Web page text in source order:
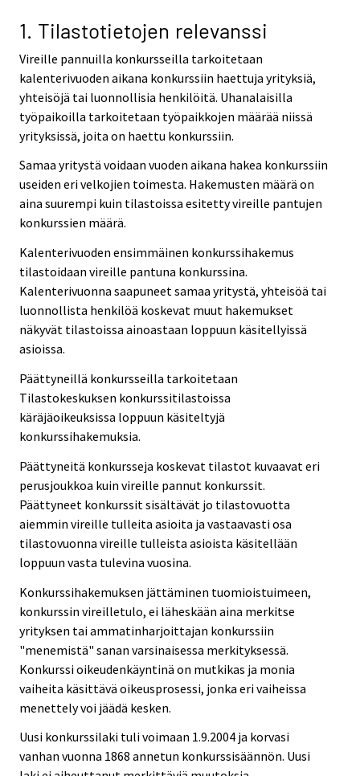
1. Tilastotietojen relevanssi
Vireille pannuilla konkursseilla tarkoitetaan
kalenterivuoden aikana konkurssiin haettuja yrityksiä,
yhteisöjä tai luonnollisia henkilöitä. Uhanalaisilla
työpaikoilla tarkoitetaan työpaikkojen määrää niissä
yrityksissä, joita on haettu konkurssiin.
Samaa yritystä voidaan vuoden aikana hakea konkurssiin
useiden eri velkojien toimesta. Hakemusten määrä on
aina suurempi kuin tilastoissa esitetty vireille pantujen
konkurssien määrä.
Kalenterivuoden ensimmäinen konkurssihakemus
tilastoidaan vireille pantuna konkurssina.
Kalenterivuonna saapuneet samaa yritystä, yhteisöä tai
luonnollista henkilöä koskevat muut hakemukset
näkyvät tilastoissa ainoastaan loppuun käsitellyissä
asioissa.
Päättyneillä konkursseilla tarkoitetaan
Tilastokeskuksen konkurssitilastoissa
käräjäoikeuksissa loppuun käsiteltyjä
konkurssihakemuksia.
Päättyneitä konkursseja koskevat tilastot kuvaavat eri
perusjoukkoa kuin vireille pannut konkurssit.
Päättyneet konkurssit sisältävät jo tilastovuotta
aiemmin vireille tulleita asioita ja vastaavasti osa
tilastovuonna vireille tulleista asioista käsitellään
loppuun vasta tulevina vuosina.
Konkurssihakemuksen jättäminen tuomioistuimeen,
konkurssin vireilletulo, ei läheskään aina merkitse
yrityksen tai ammatinharjoittajan konkurssiin
"menemistä" sanan varsinaisessa merkityksessä.
Konkurssi oikeudenkäyntinä on mutkikas ja monia
vaiheita käsittävä oikeusprosessi, jonka eri vaiheissa
menettely voi jäädä kesken.
Uusi konkurssilaki tuli voimaan 1.9.2004 ja korvasi
vanhan vuonna 1868 annetun konkurssisäännön. Uusi